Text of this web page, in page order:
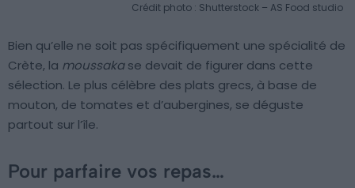
Crédit photo : Shutterstock – AS Food studio
Bien qu’elle ne soit pas spécifiquement une spécialité de
Crète, la moussakase devait de figurer dans cette
sélection. Le plus célèbre des plats grecs, à base de
mouton, de tomates et d’aubergines, se déguste
partout sur l’île.
Pour parfaire vos repas…